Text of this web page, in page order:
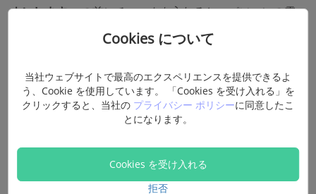
ウンします」の前にチェックを入れると、パソコンの電
源を録音終了後自動的に切て、ファイルを安全に保存でき
Cookies について
当社ウェブサイトで最高のエクスペリエンスを提供できるよ
う、Cookie を使用しています。 「Cookies を受け入れる」を
クリックすると、当社の プライバシー ポリシーに同意したこ
とになります。
Cookies を受け入れる
拒否